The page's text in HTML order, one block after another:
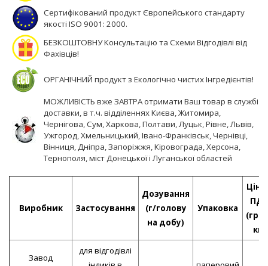
Сертифікований продукт Європейського стандарту
якості ISO 9001: 2000.
БЕЗКОШТОВНУ Консультацію та Схеми Відгодівлі від
Фахівців!
ОРГАНІЧНИЙ продукт з Екологічно чистих Інгредієнтів!
МОЖЛИВІСТЬ вже ЗАВТРА отримати Ваш товар в службі
доставки, в т.ч. відділеннях Києва, Житомира,
Чернігова, Сум, Харкова, Полтави, Луцьк, Рівне, Львів,
Ужгород, Хмельницький, Івано-Франківськ, Чернівці,
Вінниця, Дніпра, Запоріжжя, Кіровограда, Херсона,
Тернополя, міст Донецької і Луганської областей
Виробник Застосування
Дозування
(г/голову
на добу)
Упаковка
Ціна
ПДВ
кг)
Завод
для відгодівлі